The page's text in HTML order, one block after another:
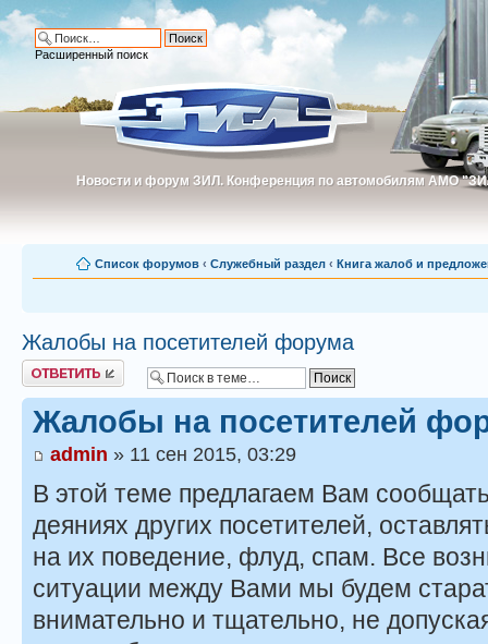
Новости и форум ЗИЛ. Конференция по автомобилям АМО
Новости и форум ЗИЛ. Конференция по автомобилям АМО
Расширенный поиск
Список форумов ‹ Служебный раздел ‹ Книга жалоб и
Жалобы на посетителей форума
Ответить
Жалобы на посетителей
admin » 11 сен 2015, 03:29
В этой теме предлагаем Вам
деяниях других посетителей,
на их поведение, флуд, спам. Все
ситуации между Вами мы будем
внимательно и тщательно, не